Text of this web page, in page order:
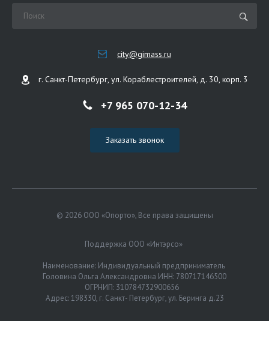
city@gimass.ru
г. Санкт-Петербург, ул. Кораблестроителей, д. 30, корп. 3
+7 965 070-12-34
Заказать звонок
© 2026 ООО «Опорто», Все права защищены
Поддержка ООО «Интэрсо»
Наименование: Индивидуальный предприниматель
Головина Ольга Александровна ИНН: 780717146500
ОГРНИП: 310784732900656
Адрес: 198330, г. Санкт- Петербург, ул. Беринга д.23